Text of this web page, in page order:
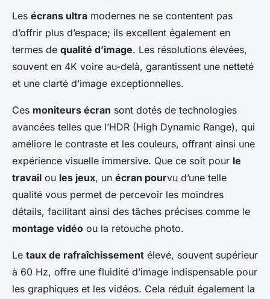
Les écrans ultra modernes ne se contentent pas
d’offrir plus d’espace; ils excellent également en
termes de qualité d’image. Les résolutions élevées,
souvent en 4K voire au-delà, garantissent une netteté
et une clarté d’image exceptionnelles.
Ces moniteurs écran sont dotés de technologies
avancées telles que l’HDR (High Dynamic Range), qui
améliore le contraste et les couleurs, offrant ainsi une
expérience visuelle immersive. Que ce soit pour le
travail ou les jeux, un écran pourvu d’une telle
qualité vous permet de percevoir les moindres
détails, facilitant ainsi des tâches précises comme le
montage vidéo ou la retouche photo.
Le taux de rafraîchissement élevé, souvent supérieur
à 60 Hz, offre une fluidité d’image indispensable pour
les graphiques et les vidéos. Cela réduit également la